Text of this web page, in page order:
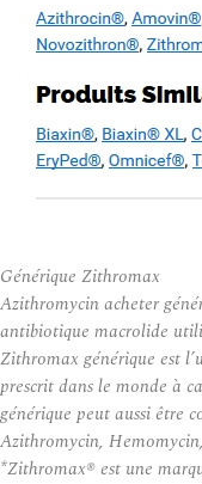
Générique Zithromax
Azithromycin acheter
antibiotique macrolide
Zithromax générique est
prescrit dans le monde à
générique peut aussi être
Azithromycin,
*Zithromax® est une